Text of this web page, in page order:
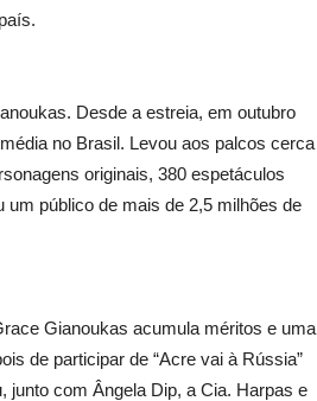
Desde a estreia, em outubro
no Brasil. Levou aos palcos cerca
originais, 380 espetáculos
público de mais de 2,5 milhões de
Gianoukas acumula méritos e uma
de participar de “Acre vai à Rússia”
junto com Ângela Dip, a Cia. Harpas e